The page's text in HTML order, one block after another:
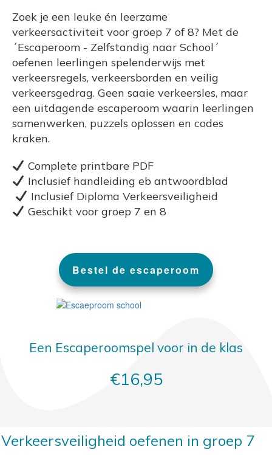
Zoek je een leuke én leerzame
verkeersactiviteit voor groep 7 of 8? Met de
´Escaperoom - Zelfstandig naar School´
oefenen leerlingen spelenderwijs met
verkeersregels, verkeersborden en veilig
verkeersgedrag. Geen saaie verkeersles, maar
een uitdagende escaperoom waarin leerlingen
samenwerken, puzzels oplossen en codes
kraken.
Complete printbare PDF
Inclusief handleiding eb antwoordblad
Inclusief Diploma Verkeersveiligheid
Geschikt voor groep 7 en 8
Bestel de escaperoom
Een Escaperoomspel voor in de klas
€16,95
Verkeersveiligheid oefenen in groep 7